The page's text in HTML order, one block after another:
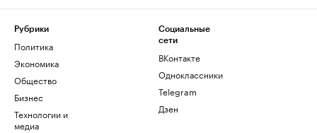
Рубрики
Политика
Экономика
Общество
Бизнес
Технологии и
медиа
Социальные
сети
ВКонтакте
Одноклассники
Telegram
Дзен